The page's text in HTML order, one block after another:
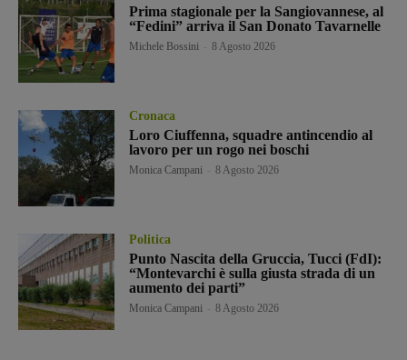
Prima stagionale per la Sangiovannese, al
“Fedini” arriva il San Donato Tavarnelle
Michele Bossini 8 Agosto 2026
Cronaca
Loro Ciuffenna, squadre antincendio al
lavoro per un rogo nei boschi
Monica Campani 8 Agosto 2026
Politica
Punto Nascita della Gruccia, Tucci (FdI):
“Montevarchi è sulla giusta strada di un
aumento dei parti”
Monica Campani 8 Agosto 2026